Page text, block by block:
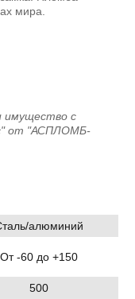
мира.
имущество с
от "АСПЛОМБ-
алюминий
От -60 до +150
500